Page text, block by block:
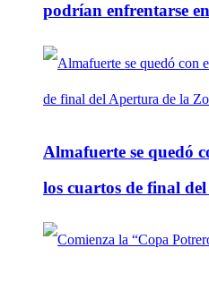
podrían enfrentarse
Almafuerte se quedó
los cuartos de final